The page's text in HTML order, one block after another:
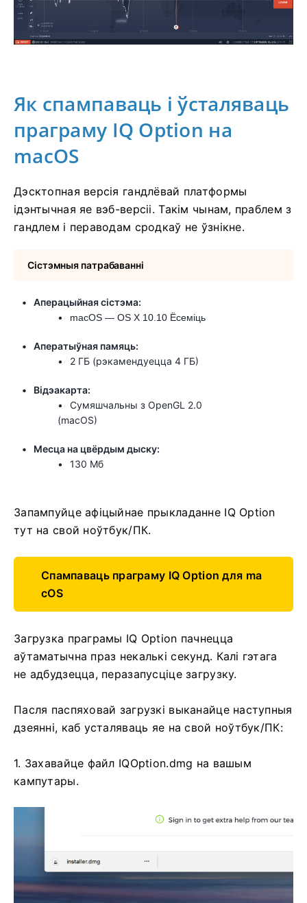
Як спампаваць і ўсталяваць
праграму IQ Option на
macOS
Дэсктопная версія гандлёвай платформы
ідэнтычная яе вэб-версіі. Такім чынам, праблем з
гандлем і пераводам сродкаў не ўзнікне.
Сістэмныя патрабаванні
Аперацыйная сістэма:
macOS — OS X 10.10 Ёсеміць
Аператыўная памяць:
2 ГБ (рэкамендуецца 4 ГБ)
Відэакарта:
Сумяшчальны з OpenGL 2.0
(macOS)
Месца на цвёрдым дыску:
130 Мб
Запампуйце афіцыйнае прыкладанне IQ Option
тут на свой ноўтбук/ПК.
Спампаваць праграму IQ Option для ma
cOS
Загрузка праграмы IQ Option пачнецца
аўтаматычна праз некалькі секунд. Калі гэтага
не адбудзецца, перазапусціце загрузку.
Пасля паспяховай загрузкі выканайце наступныя
дзеянні, каб усталяваць яе на свой ноўтбук/ПК:
1. Захавайце файл IQOption.dmg на вашым
кампутары.